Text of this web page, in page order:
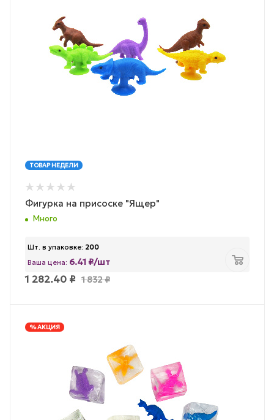
ТОВАР НЕДЕЛИ
Фигурка на присоске "Ящер"
Много
Шт. в упаковке: 200
Ваша цена: 6.41 ₽/шт
1 282.40 ₽ 1 832₽
% АКЦИЯ